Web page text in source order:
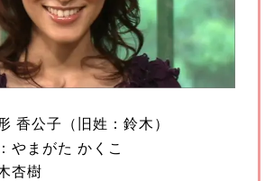
香公子（旧姓：鈴木）
やまがた かくこ
杏樹